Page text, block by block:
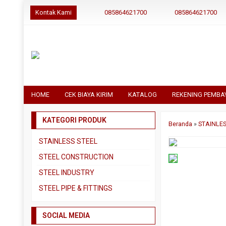
Kontak Kami 085864621700 085864621700
HOME CEK BIAYA KIRIM KATALOG REKENING
Beranda »
KATEGORI PRODUK
STAINLESS STEEL
Pipa SS304
Pipa SS310
Pipa SS316
Plat Bordes SS304
STEEL CONSTRUCTION
Besi Beton
Besi CNP
Besi UNP
STEEL INDUSTRY
Dual Plate
Plat A285 GR C
STEEL PIPE & FITTINGS
Ball Valve
SOCIAL MEDIA